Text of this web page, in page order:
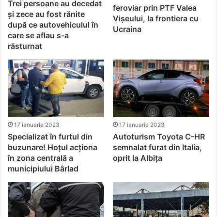
Trei persoane au decedat
și zece au fost rănite
după ce autovehiculul în
care se aflau s-a
răsturnat
feroviar prin PTF Valea
Vișeului, la frontiera cu
Ucraina
17 ianuarie 2023
Specializat în furtul din
buzunare! Hoțul acționa
în zona centrală a
municipiului Bârlad
17 ianuarie 2023
Autoturism Toyota C-HR
semnalat furat din Italia,
oprit la Albița